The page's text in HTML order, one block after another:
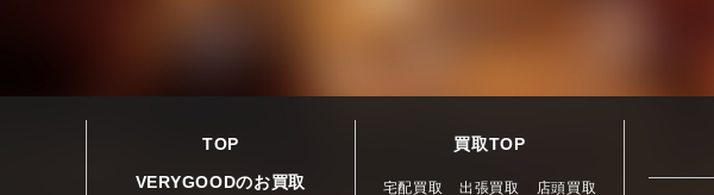
TOP
VERYGOODのお買取
買取TOP
宅配買取 出張買取 店頭買取